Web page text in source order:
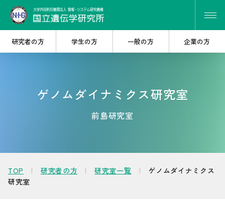
研究・共同研究を
大学院で
知りたい
考えたい
研究者の方 学生の方 一般の方 企業の方
ゲノムダイナミクス研究室
前島研究室
TOP 研究者の方 研究室一覧
ゲノムダイナミクス
研究室